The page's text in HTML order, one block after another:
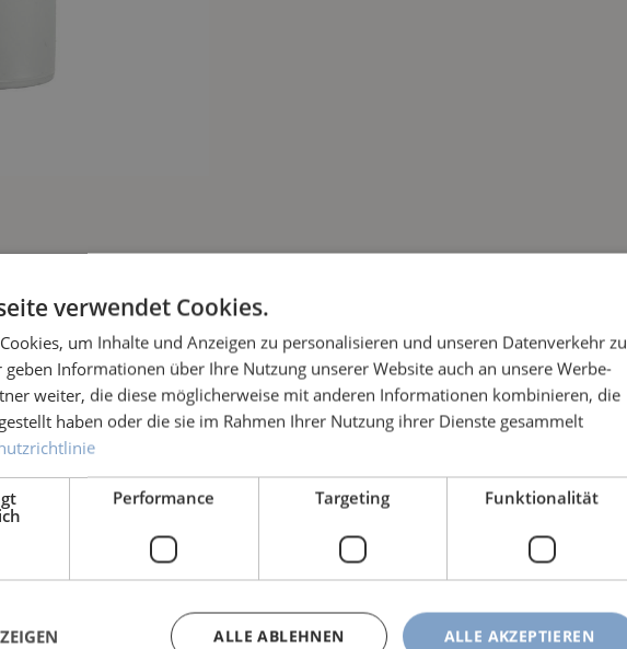
verwendet Cookies.
um Inhalte und Anzeigen zu personalisieren und unseren Datenverkehr zu
geben Informationen über Ihre Nutzung unserer Website auch an unsere Werbe-
weiter, die diese möglicherweise mit anderen Informationen kombinieren, die
haben oder die sie im Rahmen Ihrer Nutzung ihrer Dienste gesammelt
Performance Targeting Funktionalität
ALLE AKZEPTIEREN
ALLE ABLEHNEN